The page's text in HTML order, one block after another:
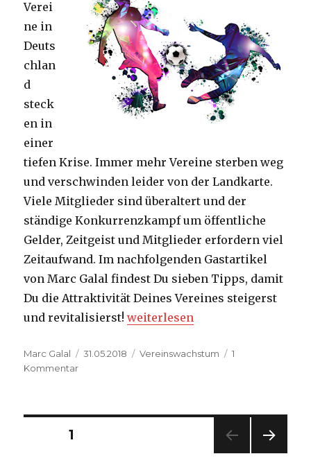
Verei
ne in
Deuts
chlan
d
steck
en in
einer
tiefen Krise. Immer mehr Vereine sterben weg
und verschwinden leider von der Landkarte.
Viele Mitglieder sind überaltert und der
ständige Konkurrenzkampf um öffentliche
Gelder, Zeitgeist und Mitglieder erfordern viel
Zeitaufwand. Im nachfolgenden Gastartikel
von Marc Galal findest Du sieben Tipps, damit
Du die Attraktivität Deines Vereines steigerst
und revitalisierst!„7 Tipps um Deinen Verein
weiterlesen
Autor
Marc Galal
Veröffentlicht
31.05.2018 Kategorien
Vereinswachstum
1
Kommentarzu
Beitragsnavigation
SEITE1